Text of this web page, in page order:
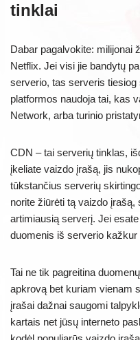
tinklai
Dabar pagalvokite: milijonai
Netflix. Jei visi jie bandytų
serverio, tas serveris tiesiog
platformos naudoja tai, kas
Network, arba turinio
CDN – tai serverių tinklas,
įkeliate vaizdo įrašą, jis
tūkstančius serverių
norite žiūrėti tą vaizdo
artimiausią serverį. Jei
duomenis iš serverio kažkur
Tai ne tik pagreitina
apkrovą bet kuriam vienam
įrašai dažnai saugomi
kartais net jūsų interneto